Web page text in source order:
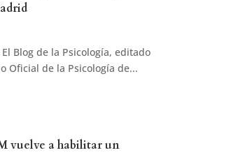
Blog de la Psicología, editado
Oficial de la Psicología de...
vuelve a habilitar un